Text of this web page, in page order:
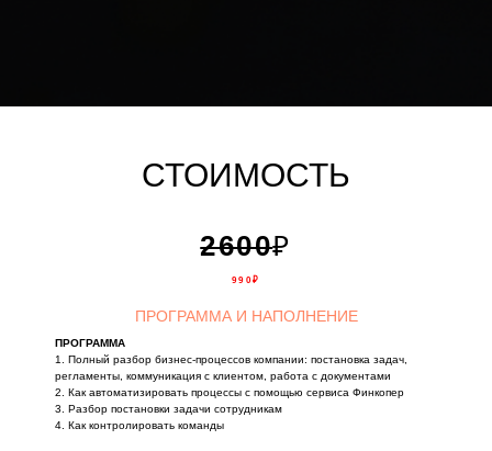
СТОИМОСТЬ
2600₽
990 ₽
ПРОГРАММА И НАПОЛНЕНИЕ
ПРОГРАММА
1. Полный разбор бизнес-процессов компании: постановка задач,
регламенты, коммуникация с клиентом, работа с документами
2. Как автоматизировать процессы с помощью сервиса Финкопер
3. Разбор постановки задачи сотрудникам
4. Как контролировать команды